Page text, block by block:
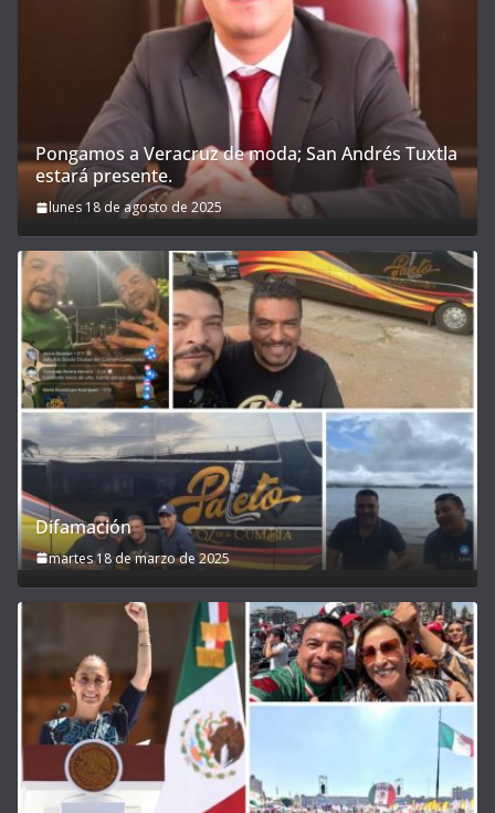
Pongamos a Veracruz de moda; San Andrés Tuxtla
estará presente.
lunes 18 de agosto de 2025
Difamación
martes 18 de marzo de 2025